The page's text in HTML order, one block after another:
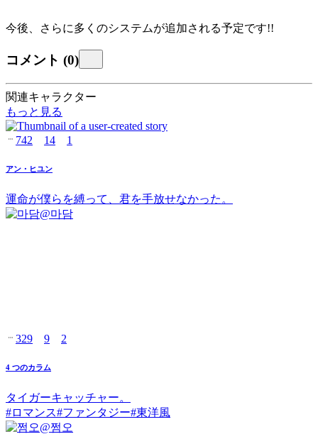
今後、さらに多くのシステムが追加される予定です!!
コメント (0)
関連キャラクター
もっと見る
742 14 1
アン・ヒユン
運命が僕らを縛って、君を手放せなかった。
@마담
329 9 2
4 つのカラム
タイガーキャッチャー。
#ロマンス#ファンタジー#東洋風
@쩜오